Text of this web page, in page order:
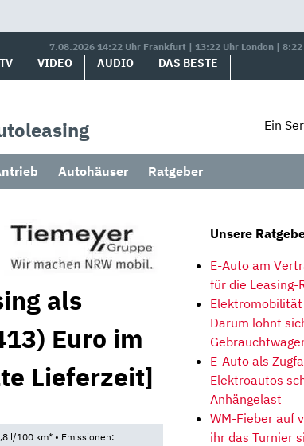
7.08.2026 14:22 Uhr Frankfurt | 13:22 Uhr London |
TV VIDEO AUDIO DAS BESTE
Ein
Autohäuser Ratgeber
als
Euro im
Lieferzeit]
l/100 km* • Emissionen:
Unsere
E-Auto am
für die Leasing-
Darum lohnt
E-Auto als
Elektroautos
Anhängelast
WM-Fieber auf
ihr das Turnier